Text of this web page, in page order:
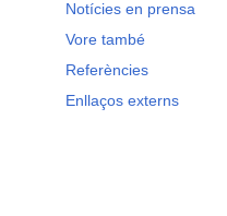
Notícies en prensa
Vore també
Referències
Enllaços externs